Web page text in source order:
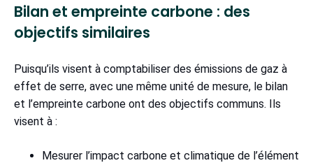
Bilan et empreinte carbone : des
objectifs similaires
Puisqu’ils visent à comptabiliser des émissions de gaz à
effet de serre, avec une même unité de mesure, le bilan
et l’empreinte carbone ont des objectifs communs. Ils
visent à :
Mesurer l’impact carbone et climatique de l’élément